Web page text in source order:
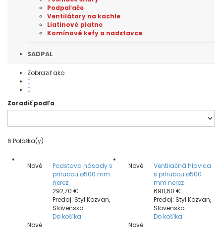
Podpaľače
Ventilátory na kachle
Liatinové platne
Komínové kefy a nadstavce
SADPAL
Zobraziť ako:
Zoradiť podľa
6 Položka(y)
Nové
Podstava násady s
prírubou ø500 mm
nerez
292,70 €
Predaj: Styl Kozvan,
Slovensko
Do košíka
Nové
Nové
Ventilačná hlavica
s prírubou ø500
mm nerez
690,60 €
Predaj: Styl Kozvan,
Slovensko
Do košíka
Nové